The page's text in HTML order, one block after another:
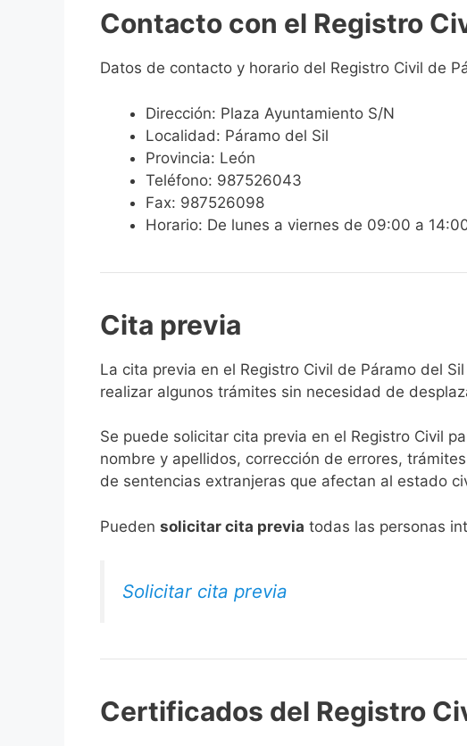
Contacto con el Registro
Datos de contacto y horario del Registro Civil de
Dirección: Plaza Ayuntamiento S/N
Localidad: Páramo del Sil
Provincia: León
Teléfono: 987526043
Fax: 987526098
Horario: De lunes a viernes de 09:00 a
Cita previa
​​​​​​​​​​​​​​​​​​​​​​​​​​​​La cita previa en el Registro Civil de Páramo del
realizar algunos trámites sin necesidad de
Se puede solicitar cita previa en el Registro Civil
nombre y apellidos, corrección de errores,
de sentencias extranjeras que afectan al estado
​Pueden solicitar cita previa todas las personas
Solicitar cita previa
Certificados del Registro